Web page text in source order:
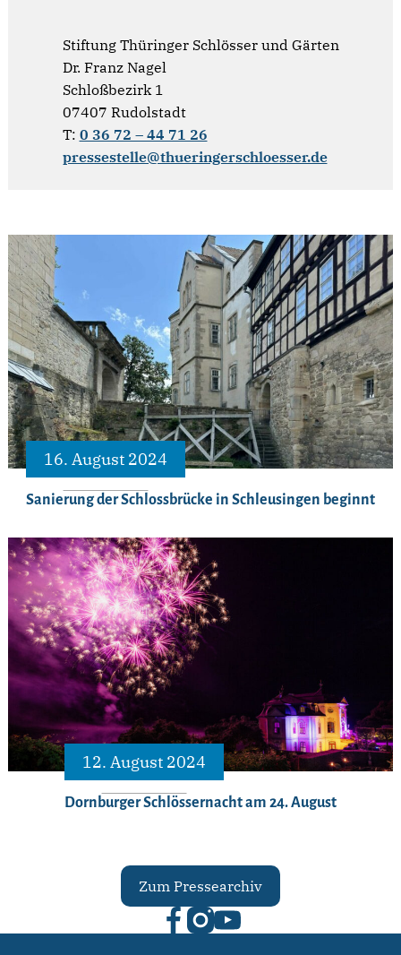
Stiftung Thüringer Schlösser und Gärten
Dr. Franz Nagel
Schloßbezirk 1
07407 Rudolstadt
T: 0 36 72 – 44 71 26
pressestelle@thueringerschloesser.de
16. August 2024
Sanierung der Schlossbrücke in Schleusingen beginnt
12. August 2024
Dornburger Schlössernacht am 24. August
Zum Pressearchiv